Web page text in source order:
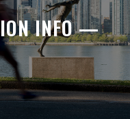
INFO —